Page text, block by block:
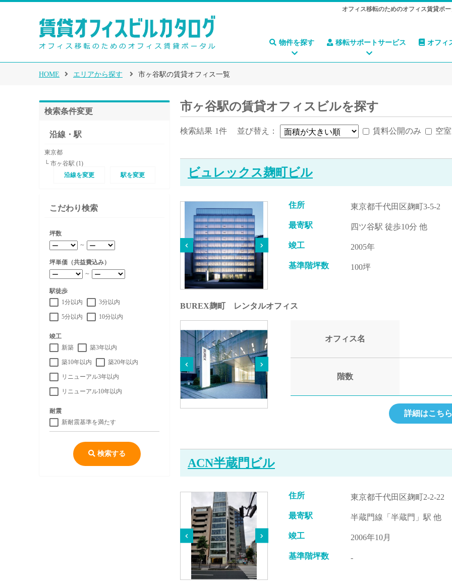
オフィス移転のためのオフィス賃貸ポ
物件を探す 移転サポートサービス オフィ
HOME エリアから探す 市ヶ谷駅の賃貸オフィス一覧
検索条件変更
沿線・駅
東京都
└ 市ヶ谷駅 (1)
沿線を変更
駅を変更
こだわり検索
坪数
～
坪単価（共益費込み）
～
駅徒歩
1分以内
3分以内
5分以内 10分以内
竣工
新築
築3年以内
築10年以内 築20年以内
リニューアル3年以内
リニューアル10年以内
耐震
新耐震基準を満たす
検索する
市ヶ谷駅の賃貸オフィスビルを探す
検索結果 1件 並び替え： 賃料公開のみ 空
ビュレックス麹町ビル
住所 東京都千代田区麹町3-5-2
最寄駅 四ツ谷駅 徒歩10分 他
竣工 2005年
基準階坪数 100坪
BUREX麹町 レンタルオフィス
オフィス名
階数
詳細はこちら
ACN半蔵門ビル
住所 東京都千代田区麹町2-2-22
最寄駅 半蔵門線「半蔵門」駅 他
竣工 2006年10月
基準階坪数 -